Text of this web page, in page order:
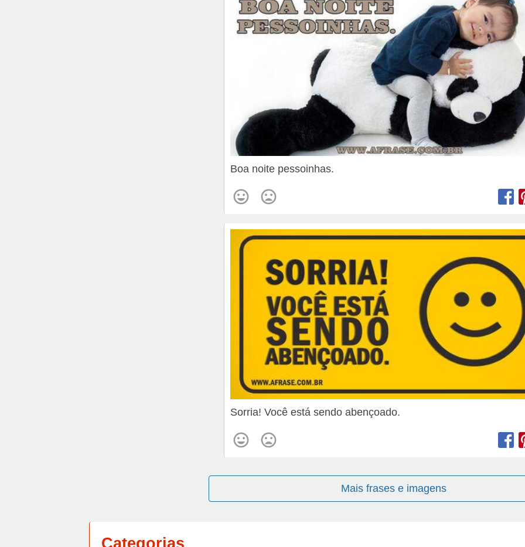
Boa noite pessoinhas.
Sorria! Você está sendo abençoado.
Mais frases e imagens